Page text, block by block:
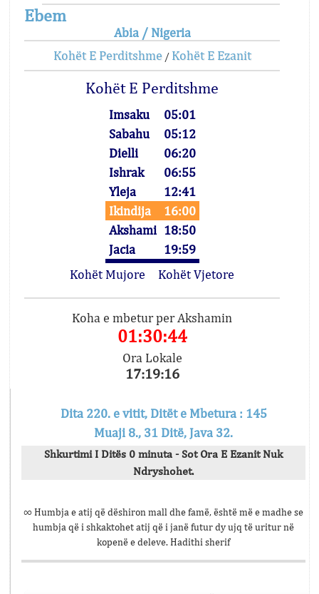
Ebem
Abia / Nigeria
Kohët E Perditshme/ Kohët E Ezanit
Kohët E Perditshme
Imsaku
05:01
Sabahu
05:12
Dielli
06:20
Ishrak
06:55
Yleja
12:41
Ikindija
16:00
Akshami 18:50
Jacia
19:59
Kohët Mujore
Kohët Vjetore
Koha e mbetur per Akshamin
01:30:44
Ora Lokale
17:19:16
Dita 220. e vitit, Ditët e Mbetura : 145
Muaji 8., 31 Ditë, Java 32.
Shkurtimi I Ditës 0 minuta - Sot Ora E Ezanit Nuk
Ndryshohet.
∞ Humbja e atij që dëshiron mall dhe famë, është më e madhe se
humbja që i shkaktohet atij që i janë futur dy ujq të uritur në
kopenë e deleve. Hadithi sherif